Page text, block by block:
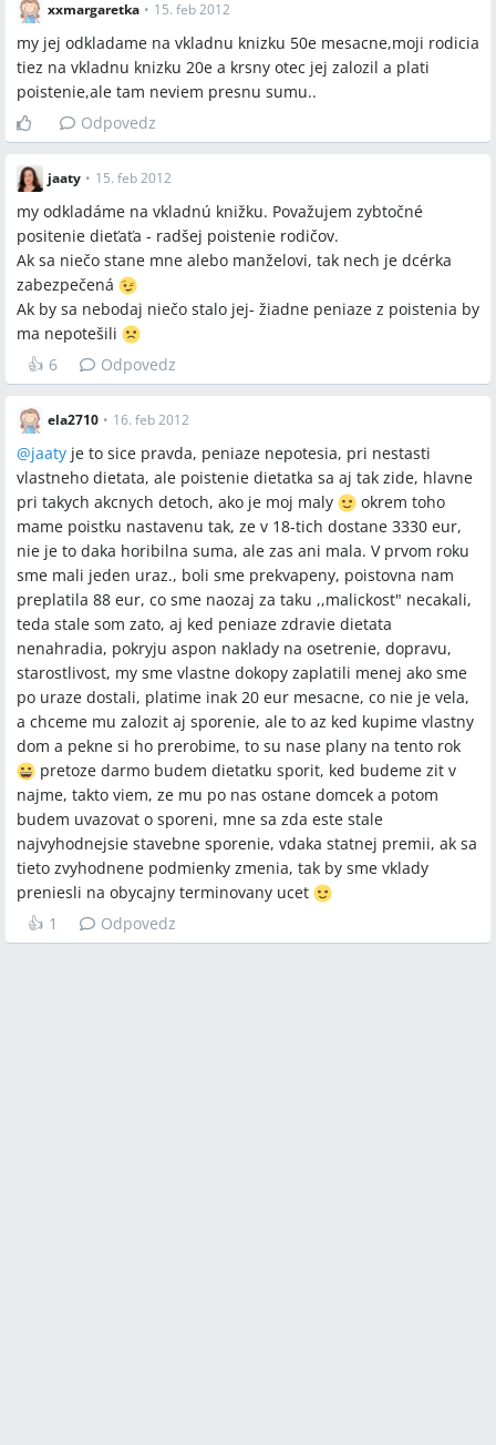
xxmargaretka • 15. feb 2012
my jej odkladame na vkladnu knizku 50e mesacne,moji rodicia
tiez na vkladnu knizku 20e a krsny otec jej zalozil a plati
poistenie,ale tam neviem presnu sumu..
Odpovedz
jaaty • 15. feb 2012
my odkladáme na vkladnú knižku. Považujem zybtočné
positenie dieťaťa - radšej poistenie rodičov.
Ak sa niečo stane mne alebo manželovi, tak nech je dcérka
zabezpečená
Ak by sa nebodaj niečo stalo jej- žiadne peniaze z poistenia by
ma nepotešili
👍 6 Odpovedz
ela2710 • 16. feb 2012
@jaaty je to sice pravda, peniaze nepotesia, pri nestasti
vlastneho dietata, ale poistenie dietatka sa aj tak zide, hlavne
pri takych akcnych detoch, ako je moj maly
okrem toho
mame poistku nastavenu tak, ze v 18-tich dostane 3330 eur,
nie je to daka horibilna suma, ale zas ani mala. V prvom roku
sme mali jeden uraz., boli sme prekvapeny, poistovna nam
preplatila 88 eur, co sme naozaj za taku ,,malickost" necakali,
teda stale som zato, aj ked peniaze zdravie dietata
nenahradia, pokryju aspon naklady na osetrenie, dopravu,
starostlivost, my sme vlastne dokopy zaplatili menej ako sme
po uraze dostali, platime inak 20 eur mesacne, co nie je vela,
a chceme mu zalozit aj sporenie, ale to az ked kupime vlastny
dom a pekne si ho prerobime, to su nase plany na tento rok
pretoze darmo budem dietatku sporit, ked budeme zit v
najme, takto viem, ze mu po nas ostane domcek a potom
budem uvazovat o sporeni, mne sa zda este stale
najvyhodnejsie stavebne sporenie, vdaka statnej premii, ak sa
tieto zvyhodnene podmienky zmenia, tak by sme vklady
preniesli na obycajny terminovany ucet
👍 1 Odpovedz